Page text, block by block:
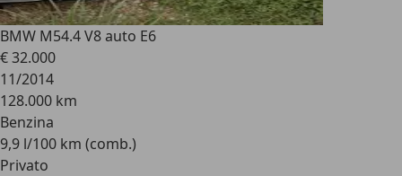
BMW M54.4 V8 auto E6
€ 32.000
11/2014
128.000 km
Benzina
9,9 l/100 km (comb.)
Privato